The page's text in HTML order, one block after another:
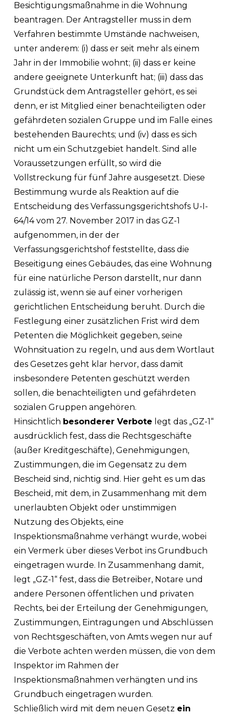
Besichtigungsmaßnahme in die Wohnung
beantragen. Der Antragsteller muss in dem
Verfahren bestimmte Umstände nachweisen,
unter anderem: (i) dass er seit mehr als einem
Jahr in der Immobilie wohnt; (ii) dass er keine
andere geeignete Unterkunft hat; (iii) dass das
Grundstück dem Antragsteller gehört, es sei
denn, er ist Mitglied einer benachteiligten oder
gefährdeten sozialen Gruppe und im Falle eines
bestehenden Baurechts; und (iv) dass es sich
nicht um ein Schutzgebiet handelt. Sind alle
Voraussetzungen erfüllt, so wird die
Vollstreckung für fünf Jahre ausgesetzt. Diese
Bestimmung wurde als Reaktion auf die
Entscheidung des Verfassungsgerichtshofs U-I-
64/14 vom 27. November 2017 in das GZ-1
aufgenommen, in der der
Verfassungsgerichtshof feststellte, dass die
Beseitigung eines Gebäudes, das eine Wohnung
für eine natürliche Person darstellt, nur dann
zulässig ist, wenn sie auf einer vorherigen
gerichtlichen Entscheidung beruht. Durch die
Festlegung einer zusätzlichen Frist wird dem
Petenten die Möglichkeit gegeben, seine
Wohnsituation zu regeln, und aus dem Wortlaut
des Gesetzes geht klar hervor, dass damit
insbesondere Petenten geschützt werden
sollen, die benachteiligten und gefährdeten
sozialen Gruppen angehören.
Hinsichtlich besonderer Verbote legt das „GZ-1“
ausdrücklich fest, dass die Rechtsgeschäfte
(außer Kreditgeschäfte), Genehmigungen,
Zustimmungen, die im Gegensatz zu dem
Bescheid sind, nichtig sind. Hier geht es um das
Bescheid, mit dem, in Zusammenhang mit dem
unerlaubten Objekt oder unstimmigen
Nutzung des Objekts, eine
Inspektionsmaßnahme verhängt wurde, wobei
ein Vermerk über dieses Verbot ins Grundbuch
eingetragen wurde. In Zusammenhang damit,
legt „GZ-1“ fest, dass die Betreiber, Notare und
andere Personen öffentlichen und privaten
Rechts, bei der Erteilung der Genehmigungen,
Zustimmungen, Eintragungen und Abschlüssen
von Rechtsgeschäften, von Amts wegen nur auf
die Verbote achten werden müssen, die von dem
Inspektor im Rahmen der
Inspektionsmaßnahmen verhängten und ins
Grundbuch eingetragen wurden.
Schließlich wird mit dem neuen Gesetz ein